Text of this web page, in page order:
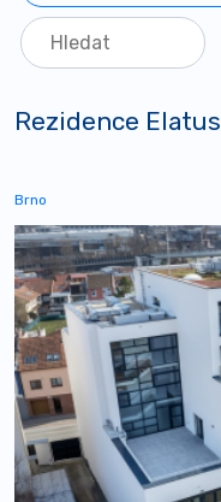
Rezidence Elatus
Brno